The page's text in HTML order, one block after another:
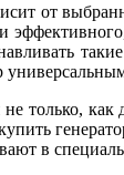
от
только,
в